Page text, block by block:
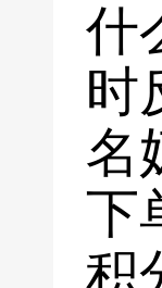
什
时
名
下
积